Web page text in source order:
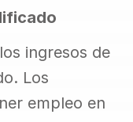
ingresos de
Los
empleo en